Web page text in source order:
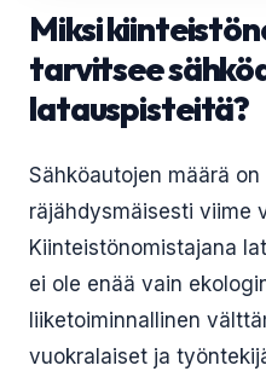
Miksi
tarvitsee
latauspisteitä?
Sähköautojen määrä
räjähdysmäisesti viime
Kiinteistönomistajana
ei ole enää vain
liiketoiminnallinen
vuokralaiset ja